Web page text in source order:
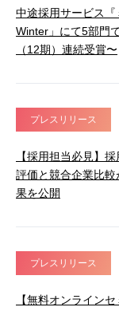
中途採用サービス
Winter」にて5部門
（12期）連続受賞〜
プレスリリース
【採用担当必見】
評価と競合企業比
果を公開
プレスリリース
【無料オンライン